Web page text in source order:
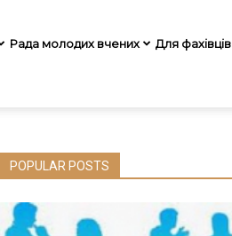
Рада молодих вчених Для фахівців
POPULAR POSTS